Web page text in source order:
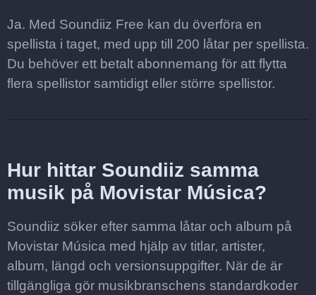
Ja. Med Soundiiz Free kan du överföra en
spellista i taget, med upp till 200 låtar per spellista.
Du behöver ett betalt abonnemang för att flytta
flera spellistor samtidigt eller större spellistor.
Hur hittar Soundiiz samma
musik på Movistar Música?
Soundiiz söker efter samma låtar och album på
Movistar Música med hjälp av titlar, artister,
album, längd och versionsuppgifter. När de är
tillgängliga gör musikbranschens standardkoder